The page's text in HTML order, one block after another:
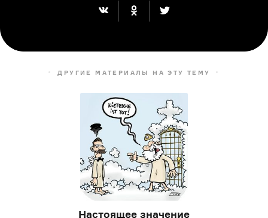
ДРУГИЕ МАТЕРИАЛЫ НА ЭТУ ТЕМУ
Настоящее значение